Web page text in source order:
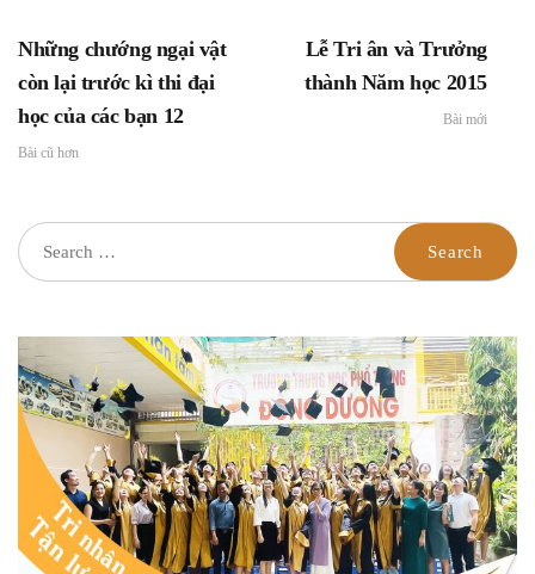
Những chướng ngại vật
còn lại trước kì thi đại
học của các bạn 12
Bài cũ hơn
Lễ Tri ân và Trưởng
thành Năm học 2015
Bài mới